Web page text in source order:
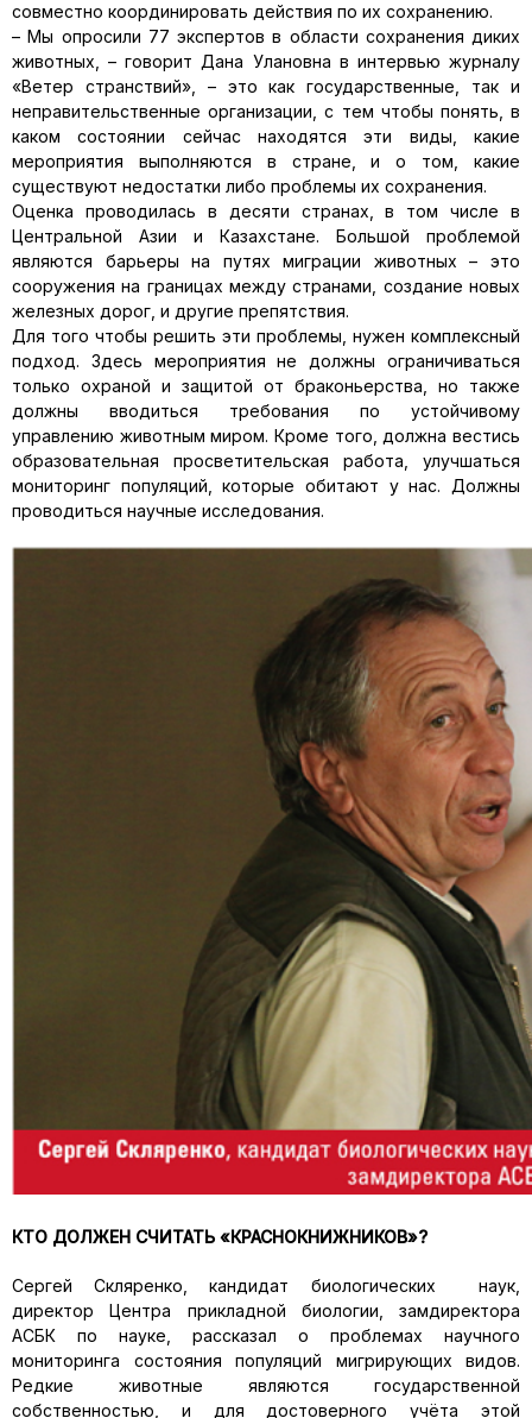
совместно координировать действия по их сохранению.
– Мы опросили 77 экспертов в области сохранения диких
животных, – говорит Дана Улановна в интервью журналу
«Ветер странствий», – это как государственные, так и
неправительственные организации, с тем чтобы понять, в
каком состоянии сейчас находятся эти виды, какие
мероприятия выполняются в стране, и о том, какие
существуют недостатки либо проблемы их сохранения.
Оценка проводилась в десяти странах, в том числе в
Центральной Азии и Казахстане. Большой проблемой
являются барьеры на путях миграции животных – это
сооружения на границах между странами, создание новых
железных дорог, и другие препятствия.
Для того чтобы решить эти проблемы, нужен комплексный
подход. Здесь мероприятия не должны ограничиваться
только охраной и защитой от браконьерства, но также
должны вводиться требования по устойчивому
управлению животным миром. Кроме того, должна вестись
образовательная просветительская работа, улучшаться
мониторинг популяций, которые обитают у нас. Должны
проводиться научные исследования.
КТО ДОЛЖЕН СЧИТАТЬ «КРАСНОКНИЖНИКОВ»?
Сергей Скляренко, кандидат биологических наук,
директор Центра прикладной биологии, замдиректора
АСБК по науке, рассказал о проблемах научного
мониторинга состояния популяций мигрирующих видов.
Редкие животные являются государственной
собственностью, и для достоверного учёта этой